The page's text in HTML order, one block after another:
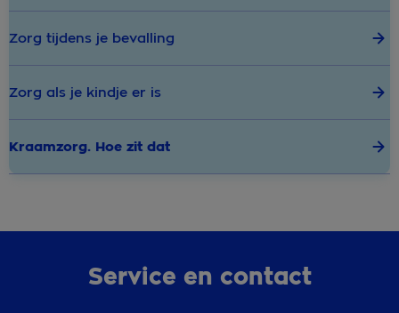
Zorg tijdens je bevalling
Zorg als je kindje er is
Kraamzorg. Hoe zit dat
Service en contact